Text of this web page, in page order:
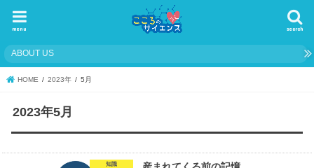
search
menu
ABOUT US
HOME 2023年 5月
2023年5月
知識